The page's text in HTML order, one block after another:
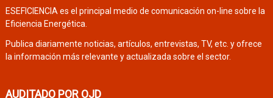
ESEFICIENCIA es el principal medio de comunicación on-line sobre la
Eficiencia Energética.
Publica diariamente noticias, artículos, entrevistas, TV, etc. y ofrece
la información más relevante y actualizada sobre el sector.
AUDITADO POR OJD